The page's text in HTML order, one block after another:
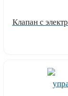
Клапан с